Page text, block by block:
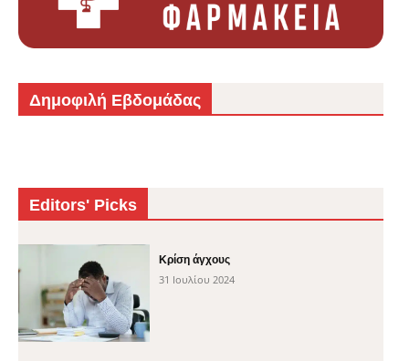
Δημοφιλή Εβδομάδας
Editors' Picks
Κρίση άγχους
31 Ιουλίου 2024